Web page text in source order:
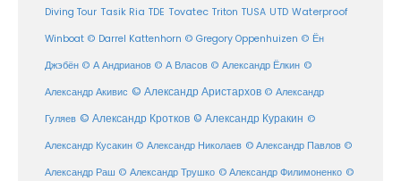
Diving Tour Tasik Ria TDE Tovatec Triton TUSA UTD Waterproof
Winboat © Darrel Kattenhorn © Gregory Oppenhuizen © Ён
Джэбён © А Андрианов © А Власов © Александр Ёлкин ©
Александр Акивис © Александр Аристархов © Александр
Гуляев © Александр Кротков © Александр Куракин ©
Александр Кусакин © Александр Николаев © Александр Павлов ©
Александр Раш © Александр Трушко © Александр Филимоненко ©